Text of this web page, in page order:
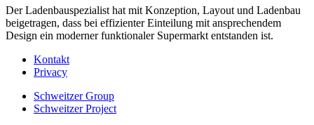
Der Ladenbauspezialist hat mit Konzeption, Layout und Ladenbau
beigetragen, dass bei effizienter Einteilung mit ansprechendem
Design ein moderner funktionaler Supermarkt entstanden ist.
Kontakt
Privacy
Schweitzer Group
Schweitzer Project